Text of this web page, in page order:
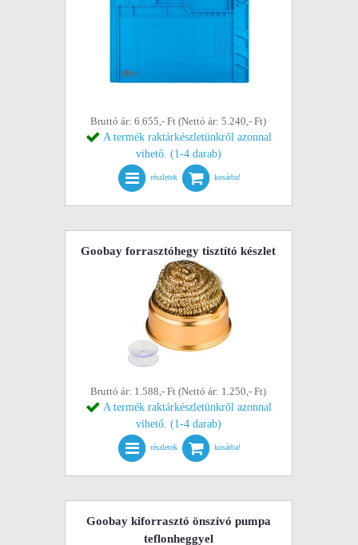
Bruttó ár: 6.655,- Ft (Nettó ár: 5.240,- Ft)
A termék raktárkészletünkről azonnal
vihető. (1-4 darab)
részletek kosárba!
Goobay forrasztóhegy tisztító készlet
Bruttó ár: 1.588,- Ft (Nettó ár: 1.250,- Ft)
A termék raktárkészletünkről azonnal
vihető. (1-4 darab)
részletek kosárba!
Goobay kiforrasztó önszívó pumpa
teflonheggyel